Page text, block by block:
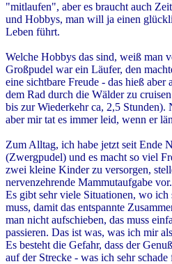
"mitlaufen", aber es braucht auch
und Hobbys, man will ja einen
Leben führt.
Welche Hobbys das sind, weiß man
Großpudel war ein Läufer, den
eine sichtbare Freude - das hieß
dem Rad durch die Wälder zu
bis zur Wiederkehr ca, 2,5 Stunden).
aber mir tat es immer leid, wenn er
Zum Alltag, ich habe jetzt seit Ende
(Zwergpudel) und es macht so viel
zwei kleine Kinder zu versorgen,
nervenzehrende Mammutaufgabe vor.
Es gibt sehr viele Situationen, wo ich
muss, damit das entspannte
man nicht aufschieben, das muss
passieren. Das ist was, was ich mir
Es besteht die Gefahr, dass der
auf der Strecke - was ich sehr schade